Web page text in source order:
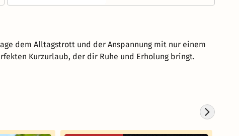
dem Alltagstrott und der Anspannung mit nur einem
Kurzurlaub, der dir Ruhe und Erholung bringt.